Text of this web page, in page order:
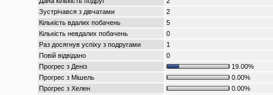
Зустрічався з дівчатами
2
Кількість вдалих побачень
5
Кількість невдалих побачень
0
Раз досягнув успіху з подругами
1
Повій відвідано
0
Прогрес з Деніз
19.00%
Прогрес з Мішель
0.00%
Прогрес з Хелен
0.00%